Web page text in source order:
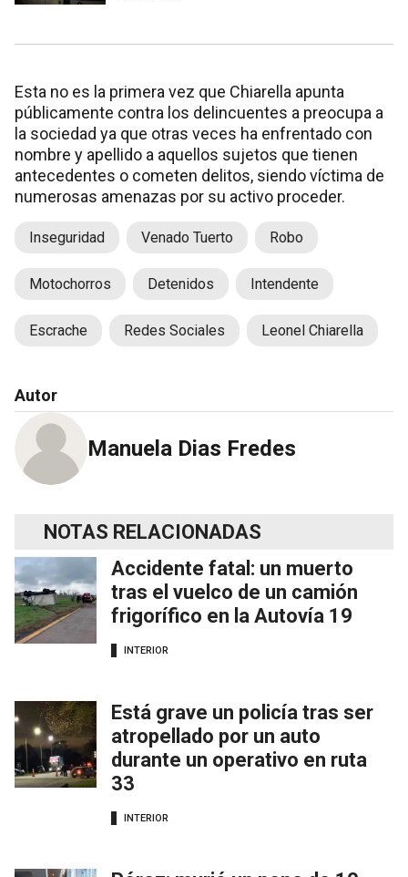
Esta no es la primera vez que Chiarella apunta
públicamente contra los delincuentes a preocupa a
la sociedad ya que otras veces ha enfrentado con
nombre y apellido a aquellos sujetos que tienen
antecedentes o cometen delitos, siendo víctima de
numerosas amenazas por su activo proceder.
Inseguridad Venado Tuerto Robo
Motochorros Detenidos Intendente
Escrache Redes Sociales Leonel Chiarella
Autor
Manuela Dias Fredes
NOTAS RELACIONADAS
Accidente fatal: un muerto
tras el vuelco de un camión
frigorífico en la Autovía 19
INTERIOR
Está grave un policía tras ser
atropellado por un auto
durante un operativo en ruta
33
INTERIOR